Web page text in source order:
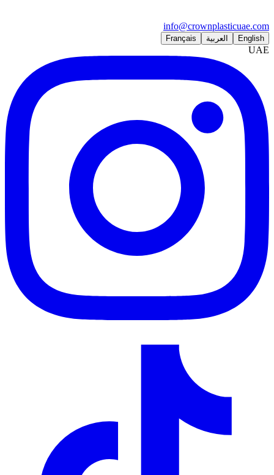
info@crownplasticuae.com
English العربية Français
UAE